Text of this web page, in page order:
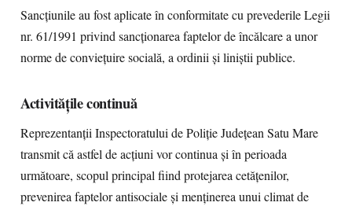
Sancțiunile au fost aplicate în conformitate cu prevederile Legii
nr. 61/1991 privind sancționarea faptelor de încălcare a unor
norme de conviețuire socială, a ordinii și liniștii publice.
Activitățile continuă
Reprezentanții Inspectoratului de Poliție Județean Satu Mare
transmit că astfel de acțiuni vor continua și în perioada
următoare, scopul principal fiind protejarea cetățenilor,
prevenirea faptelor antisociale și menținerea unui climat de